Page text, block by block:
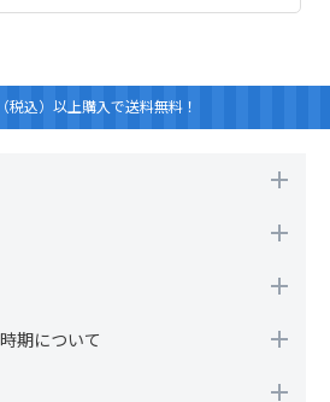
税込）以上購入で送料無料！
期について